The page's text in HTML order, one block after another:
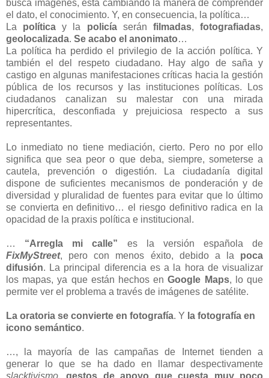
busca imágenes, está cambiando la manera de comprender
el dato, el conocimiento. Y, en consecuencia, la política…
La política y la policíaserán filmadas,fotografiadas,
geolocalizada. Se acabo el anonimato…
La política ha perdido el privilegio de la acción política. Y
también el del respeto ciudadano. Hay algo de saña y
castigo en algunas manifestaciones críticas hacia la gestión
pública de los recursos y las instituciones políticas. Los
ciudadanos canalizan su malestar con una mirada
hipercrítica, desconfiada y prejuiciosa respecto a sus
representantes.
Lo inmediato no tiene mediación, cierto. Pero no por ello
significa que sea peor o que deba, siempre, someterse a
cautela, prevención o digestión. La ciudadanía digital
dispone de suficientes mecanismos de ponderación y de
diversidad y pluralidad de fuentes para evitar que lo último
se convierta en definitivo… el riesgo definitivo radica en la
opacidad de la praxis política e institucional.
… “Arregla mi calle” es la versión española de
FixMyStreet, pero con menos éxito, debido a la poca
difusión. La principal diferencia es a la hora de visualizar
los mapas, ya que están hechos enGoogle Maps, lo que
permite ver el problema a través de imágenes de satélite.
La oratoria se convierte en fotografía. Y la fotografía en
icono semántico.
…, la mayoría de las campañas de Internet tienden a
generar lo que se ha dado en llamar despectivamente
slacktivismo,gestos de apoyo que cuesta muy poco